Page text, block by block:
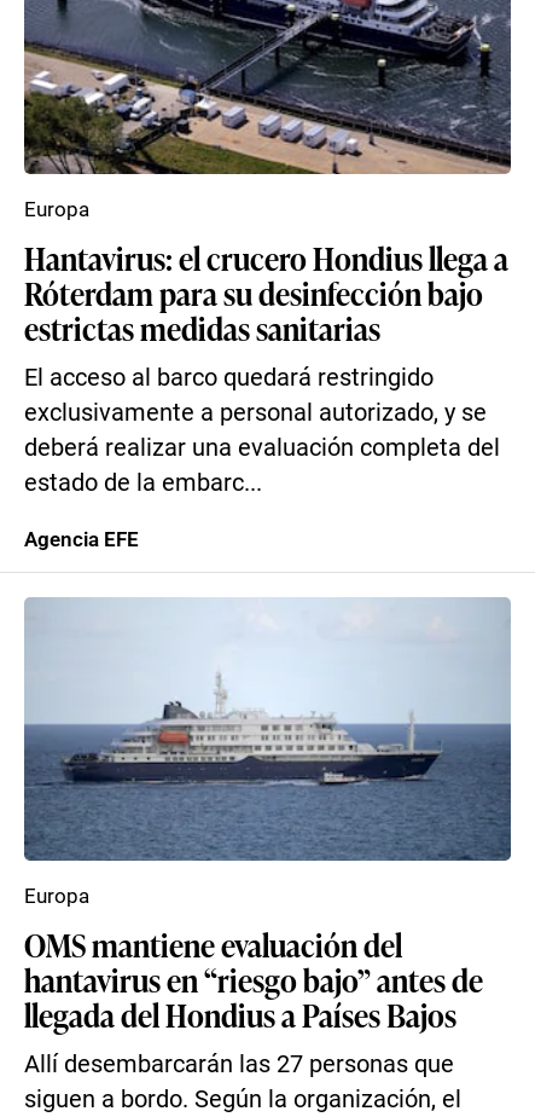
Hantavirus: el crucero Hondius llega a
Róterdam para su desinfección bajo
estrictas medidas sanitarias
El acceso al barco quedará restringido
exclusivamente a personal autorizado, y se
deberá realizar una evaluación completa del
estado de la embarc...
Europa
Agencia EFE
OMS mantiene evaluación del
hantavirus en “riesgo bajo” antes de
llegada del Hondius a Países Bajos
Allí desembarcarán las 27 personas que
siguen a bordo. Según la organización, el
Europa